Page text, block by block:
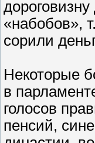
«набобов»,
сорили
Некоторые
в
голосов
пенсий,